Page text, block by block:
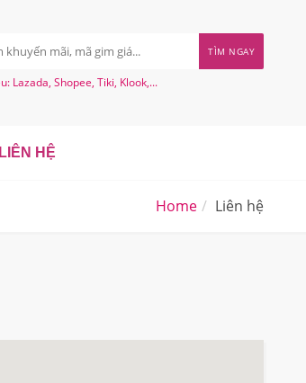
TÌM NGAY
Lazada, Shopee, Tiki, Klook,...
LIÊN HỆ
Home Liên hệ